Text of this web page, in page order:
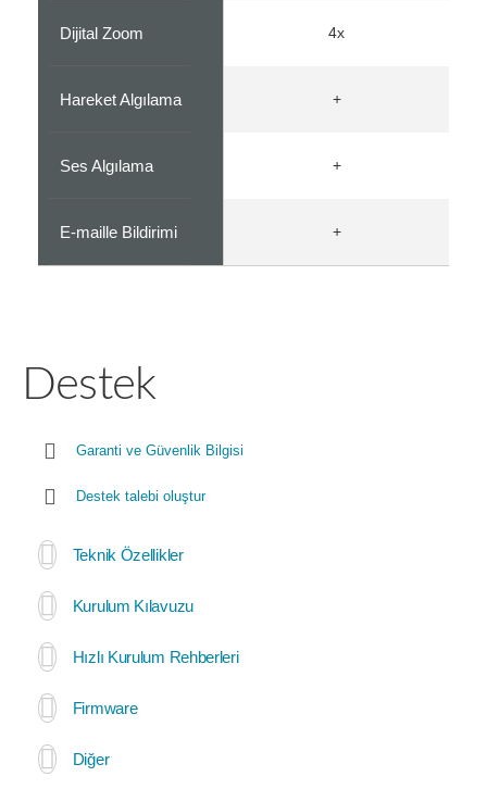
Dijital Zoom 4x
Hareket Algılama +
Ses Algılama +
E-maille Bildirimi +
Destek
Garanti ve Güvenlik Bilgisi
Destek talebi oluştur
Teknik Özellikler
Kurulum Kılavuzu
Hızlı Kurulum Rehberleri
Firmware
Diğer